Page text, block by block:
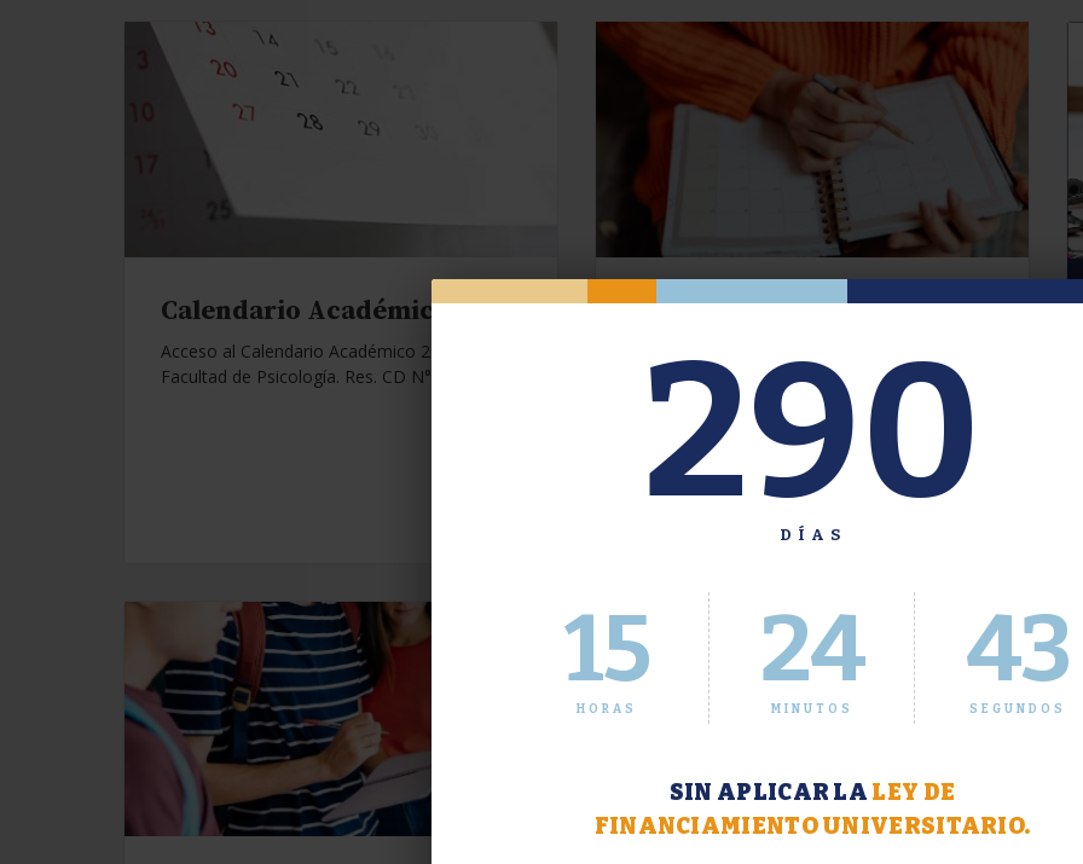
290
DÍAS
15
HORAS
24
MINUTOS
44
SEGUNDOS
SIN APLICAR LA LEY DE
FINANCIAMIENTO UNIVERSITARIO.
Calendario Académico 2026.
Acceso al Calendario Académico 2026 de la
Facultad de Psicología. Res. CD N°1112/25.
Oferta de Grado. Segundo
Inscripción del 30 de julio al 4 de agosto a
través del Sistema Académico